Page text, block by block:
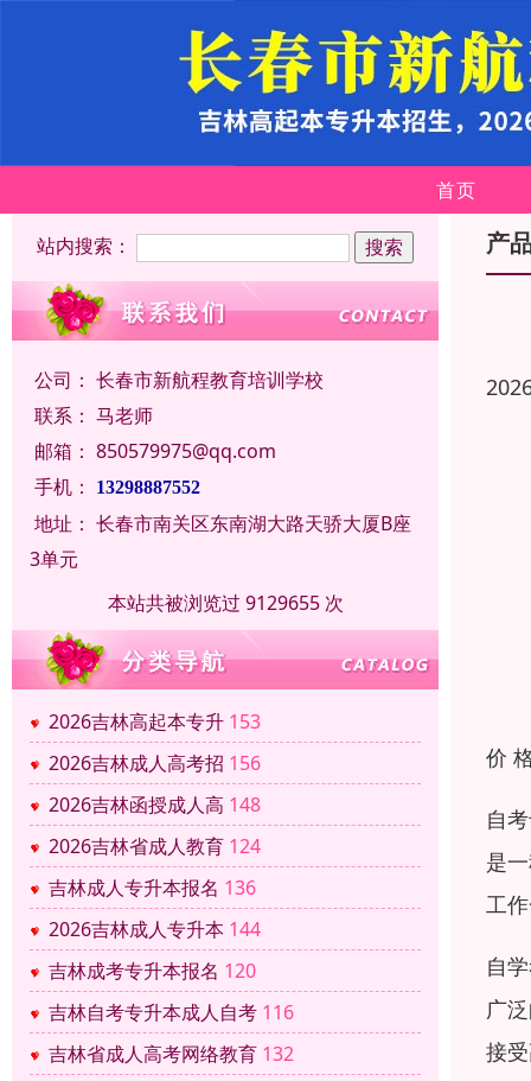
首页
站内搜索：
公司： 长春市新航程教育培训学校
联系： 马老师
邮箱： 850579975@qq.com
手机：
13298887552
地址： 长春市南关区东南湖大路天骄大厦B座
3单元
本站共被浏览过 9129655 次
2026吉林高起本专升 153
2026吉林成人高考招 156
2026吉林函授成人高 148
2026吉林省成人教育 124
吉林成人专升本报名 136
2026吉林成人专升本 144
吉林成考专升本报名 120
吉林自考专升本成人自考 116
吉林省成人高考网络教育 132
产
价
自
是
工
自
广
接